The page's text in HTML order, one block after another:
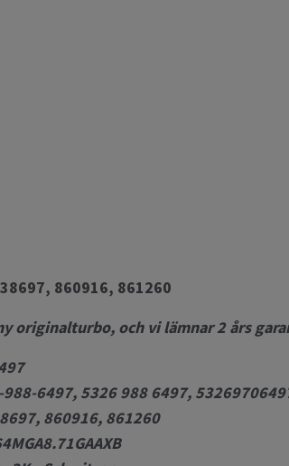
860916, 861260
originalturbo, och vi lämnar 2 års
6497, 5326 988 6497,
860916, 861260